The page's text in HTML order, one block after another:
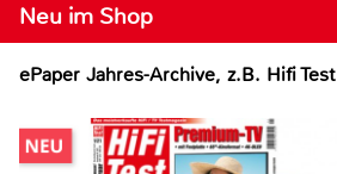
Neu im Shop
ePaper Jahres-Archive, z.B. Hifi Test